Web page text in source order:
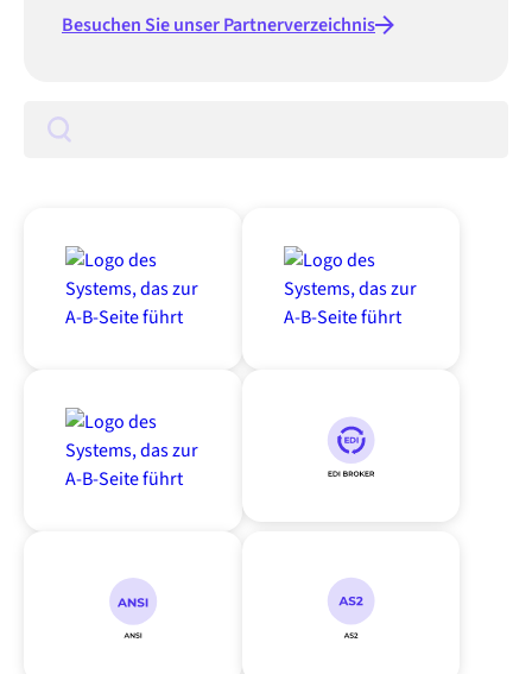
Besuchen Sie unser Partnerverzeichnis